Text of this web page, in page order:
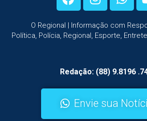
O Regional | Informação com
Política, Polícia, Regional, Esporte,
Redação: (88) 9.8196
Envie sua